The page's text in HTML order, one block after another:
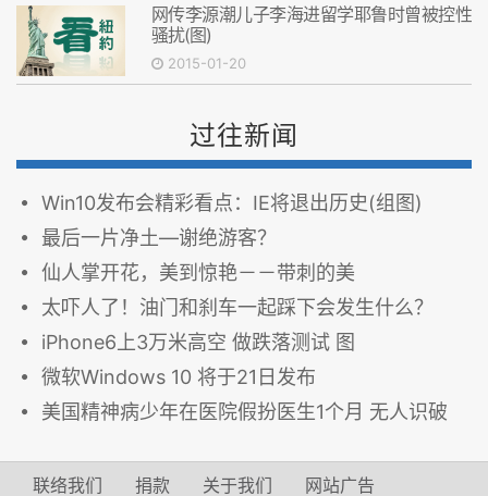
网传李源潮儿子李海进留学耶鲁时曾被控性
骚扰(图)
2015-01-20
过往新闻
Win10发布会精彩看点：IE将退出历史(组图)
最后一片净土—谢绝游客？
仙人掌开花，美到惊艳－－带刺的美
太吓人了！油门和刹车一起踩下会发生什么？
iPhone6上3万米高空 做跌落测试 图
微软Windows 10 将于21日发布
美国精神病少年在医院假扮医生1个月 无人识破
联络我们 捐款 关于我们 网站广告